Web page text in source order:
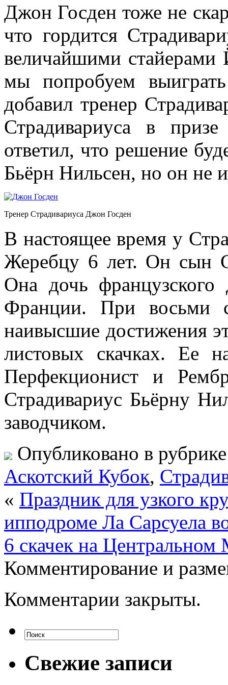
Джон Госден тоже не
что гордится
величайшими
мы попробуем
добавил тренер
Страдивариуса в
ответил, что решение
Бьёрн Нильсен, но он не
Тренер Страдивариуса Джон Госден
В настоящее время у
Жеребцу 6 лет. Он сын
Она дочь французского
Франции. При восьми
наивысшие достижения
листовых скачках. Ее
Перфекционист и
Страдивариус Бьёрну
заводчиком.
Опубликовано в
Аскотский Кубок,
« Праздник для узкого
ипподроме Ла Сарсуела
6 скачек на
Комментирование и
Комментарии закрыты.
Свежие записи